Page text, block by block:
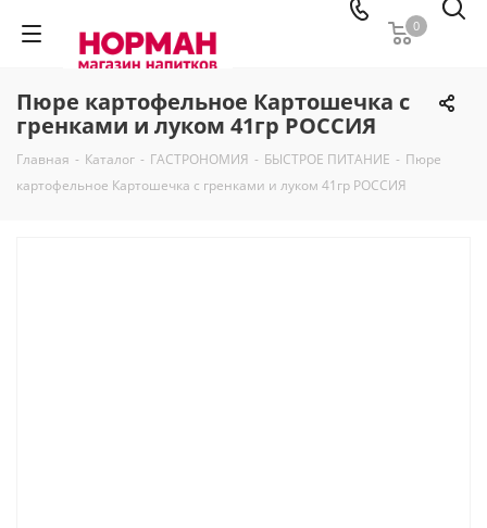
0
Пюре картофельное Картошечка с
гренками и луком 41гр РОССИЯ
Главная - Каталог - ГАСТРОНОМИЯ - БЫСТРОЕ ПИТАНИЕ - Пюре
картофельное Картошечка с гренками и луком 41гр РОССИЯ